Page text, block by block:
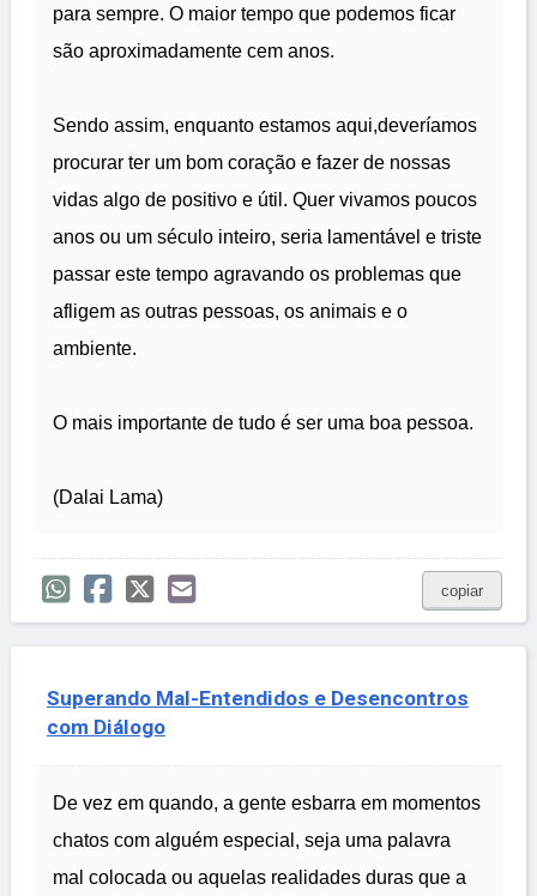
para sempre. O maior tempo que podemos ficar
são aproximadamente cem anos.
Sendo assim, enquanto estamos aqui,deveríamos
procurar ter um bom coração e fazer de nossas
vidas algo de positivo e útil. Quer vivamos poucos
anos ou um século inteiro, seria lamentável e triste
passar este tempo agravando os problemas que
afligem as outras pessoas, os animais e o
ambiente.
O mais importante de tudo é ser uma boa pessoa.
(Dalai Lama)
copiar
Superando Mal-Entendidos e Desencontros
com Diálogo
De vez em quando, a gente esbarra em momentos
chatos com alguém especial, seja uma palavra
mal colocada ou aquelas realidades duras que a